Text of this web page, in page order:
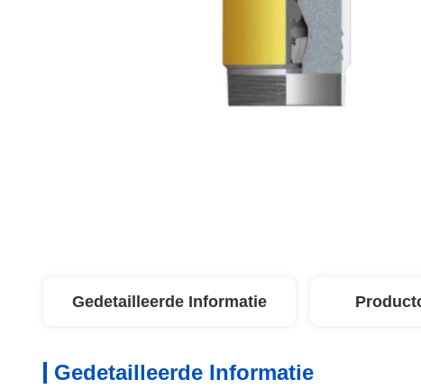
Gedetailleerde Informatie
Gedetailleerde Informatie